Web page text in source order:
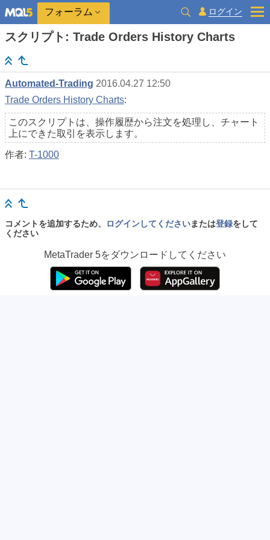
フォーラム ログイン
スクリプト: Trade Orders History Charts
Automated-Trading 2016.04.27 12:50
Trade Orders History Charts:
このスクリプトは、操作履歴から注文を処理し、チャート
上にできた取引を表示します。
作者: T-1000
コメントを追加するため、 ログインしてくださいまたは登録をして
ください
MetaTrader 5をダウンロードしてください